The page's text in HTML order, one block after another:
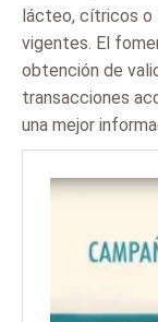
lácteo, cítricos o
vigentes. El
obtención de
transacciones
una mejor